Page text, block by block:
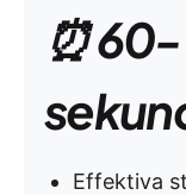
⏰ 60-
Effektiva